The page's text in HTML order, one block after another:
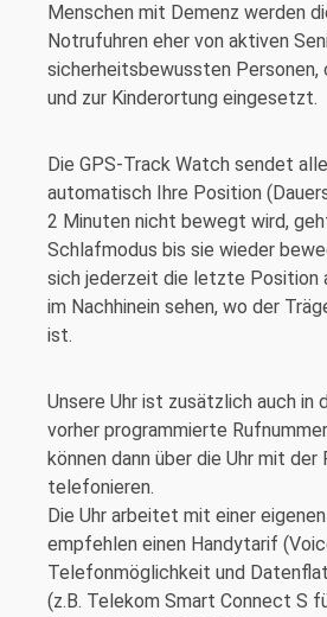
Menschen mit Demenz werden
Notrufuhren eher von aktiven
sicherheitsbewussten Personen,
und zur Kinderortung eingesetzt.
Die GPS-Track Watch sendet
automatisch Ihre Position
2 Minuten nicht bewegt wird,
Schlafmodus bis sie wieder
sich jederzeit die letzte Position
im Nachhinein sehen, wo der
ist.
Unsere Uhr ist zusätzlich auch in
vorher programmierte
können dann über die Uhr mit der
telefonieren.
Die Uhr arbeitet mit einer
empfehlen einen Handytarif
Telefonmöglichkeit und
(z.B. Telekom Smart Connect S